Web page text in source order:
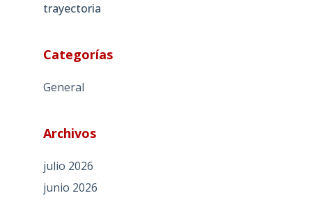
trayectoria
Categorías
General
Archivos
julio 2026
junio 2026